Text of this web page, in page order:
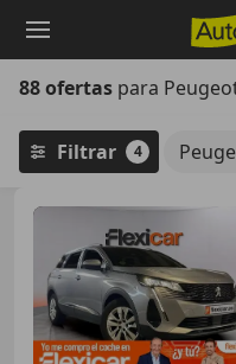
principal
88 ofertas para
Filtrar 4